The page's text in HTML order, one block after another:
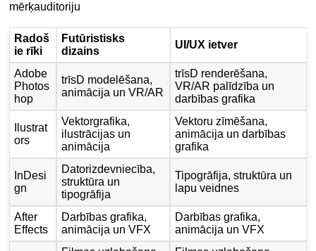
mērķauditoriju
Radoš
ie rīki
Futūristisks
dizains
UI/UX ietver
Adobe
Photos
hop
trīsD modelēšana,
animācija un VR/AR
trīsD renderēšana,
VR/AR palīdzība un
darbības grafika
Ilustrat
ors
Vektorgrafika,
ilustrācijas un
animācija
Vektoru zīmēšana,
animācija un darbības
grafika
InDesi
gn
Datorizdevniecība,
struktūra un
tipogrāfija
Tipogrāfija, struktūra un
lapu veidnes
After
Effects
Darbības grafika,
animācija un VFX
Darbības grafika,
animācija un VFX